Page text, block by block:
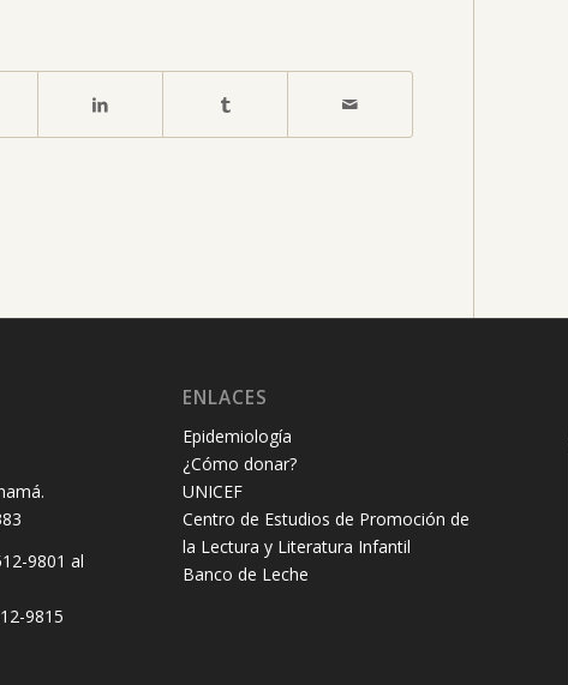
9801 al
9815
ENLACES
Epidemiología
¿Cómo donar?
UNICEF
Centro de Estudios de Promoción de
la Lectura y Literatura Infantil
Banco de Leche